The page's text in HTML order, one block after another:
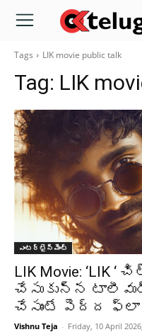
Tags LIK movie public talk
Tag: LIK
ఎంటర్టైన్మెంట్
LIK Movie: ‘LIK
చేసుకున్న
చేసుంటే పెద్ద
Vishnu Teja - Friday, 10 April